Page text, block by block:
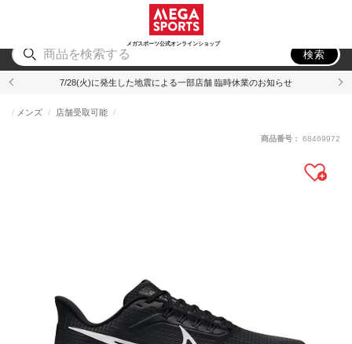
メガスポーツ公式オンラインショップ
アウトドア
検索
7/28(火)に発生した地震による一部店舗 臨時休業のお知らせ
メンズ 店舗受取可能
商品番号： 68469972